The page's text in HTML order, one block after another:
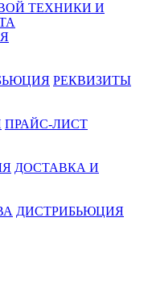
ТЕХНИКИ И
РЕКВИЗИТЫ
ПРАЙС-ЛИСТ
ДОСТАВКА И
ДИСТРИБЬЮЦИЯ